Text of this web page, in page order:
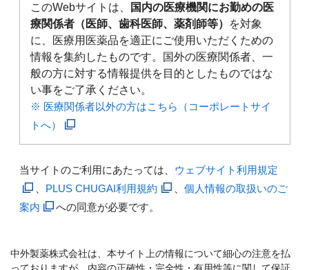
このWebサイトは、
国内の医療機関にお勤めの医
療関係者（医師、歯科医師、薬剤師等）
を対象
に、医療用医薬品を適正にご使用いただくための
情報を集約したものです。国外の医療関係者、一
般の方に対する情報提供を目的としたものではな
い事をご了承ください。
※ 医療関係者以外の方はこちら（コーポレートサイ
トへ）
当サイトのご利用にあたっては、 ウェブサイト利用規定
PLUS CHUGAI利用規約
個人情報の取扱いのご
案内
への同意が必要です。
中外製薬株式会社は、本サイト上の情報について細心の注意を払
っておりますが、内容の正確性・完全性・有用性等に関して保証